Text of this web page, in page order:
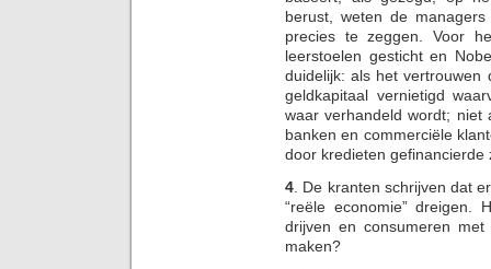
berust, weten de
precies te zeggen. Voor
leerstoelen gesticht en
duidelijk: als het vertrouwen
geldkapitaal vernietigd
waar verhandeld wordt; niet
banken en commerciële
door kredieten
4 . De kranten schrijven dat
“reële economie” dreigen.
drijven en consumeren
maken?